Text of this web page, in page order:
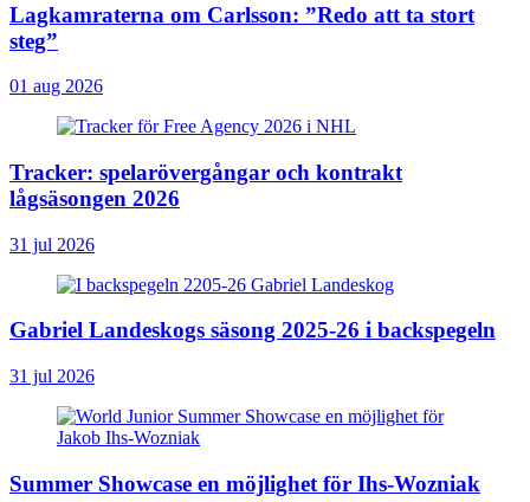
Lagkamraterna om Carlsson: ”Redo att ta stort
steg”
01 aug 2026
Tracker: spelarövergångar och kontrakt
lågsäsongen 2026
31 jul 2026
Gabriel Landeskogs säsong 2025-26 i backspegeln
31 jul 2026
Summer Showcase en möjlighet för Ihs-Wozniak